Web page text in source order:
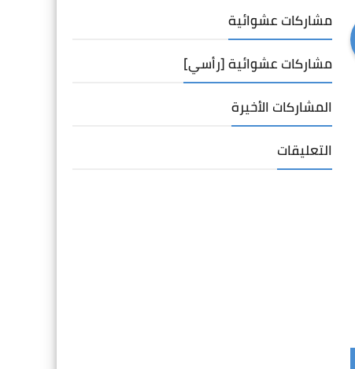
مشاركات عشوائية
مشاركات عشوائية [رأسي]
المشاركات الأخيرة
التعليقات